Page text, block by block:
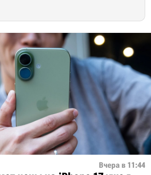
Вчера в 11:44